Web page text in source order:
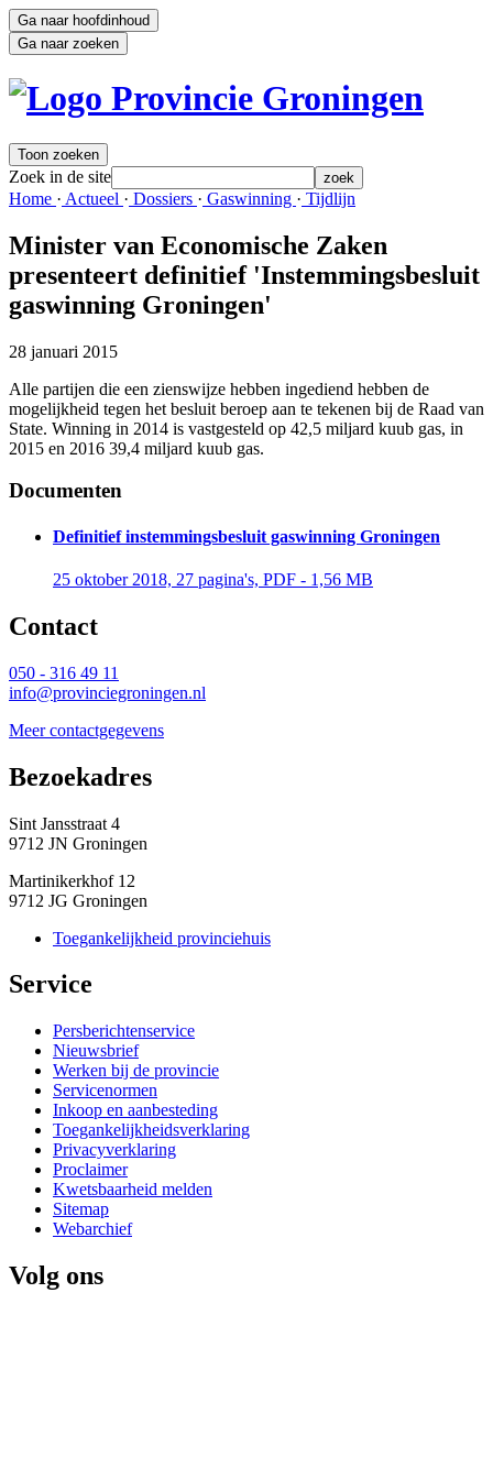
Ga naar hoofdinhoud
Ga naar zoeken
Toon zoeken
Zoek in de site zoek
Home · Actueel · Dossiers · Gaswinning · Tijdlijn
Minister van Economische Zaken
presenteert definitief 'Instemmingsbesluit
gaswinning Groningen'
28 januari 2015
Alle partijen die een zienswijze hebben ingediend hebben de
mogelijkheid tegen het besluit beroep aan te tekenen bij de Raad van
State. Winning in 2014 is vastgesteld op 42,5 miljard kuub gas, in
2015 en 2016 39,4 miljard kuub gas.
Documenten
Definitief instemmingsbesluit gaswinning Groningen
25 oktober 2018, 27 pagina's, PDF - 1,56 MB
Contact
050 - 316 49 11
info@provinciegroningen.nl
Meer contactgegevens
Bezoekadres
Sint Jansstraat 4
9712 JN Groningen
Martinikerkhof 12
9712 JG Groningen
Toegankelijkheid provinciehuis
Service
Persberichtenservice
Nieuwsbrief
Werken bij de provincie
Servicenormen
Inkoop en aanbesteding
Toegankelijkheidsverklaring
Privacyverklaring
Proclaimer
Kwetsbaarheid melden
Sitemap
Webarchief
Volg ons